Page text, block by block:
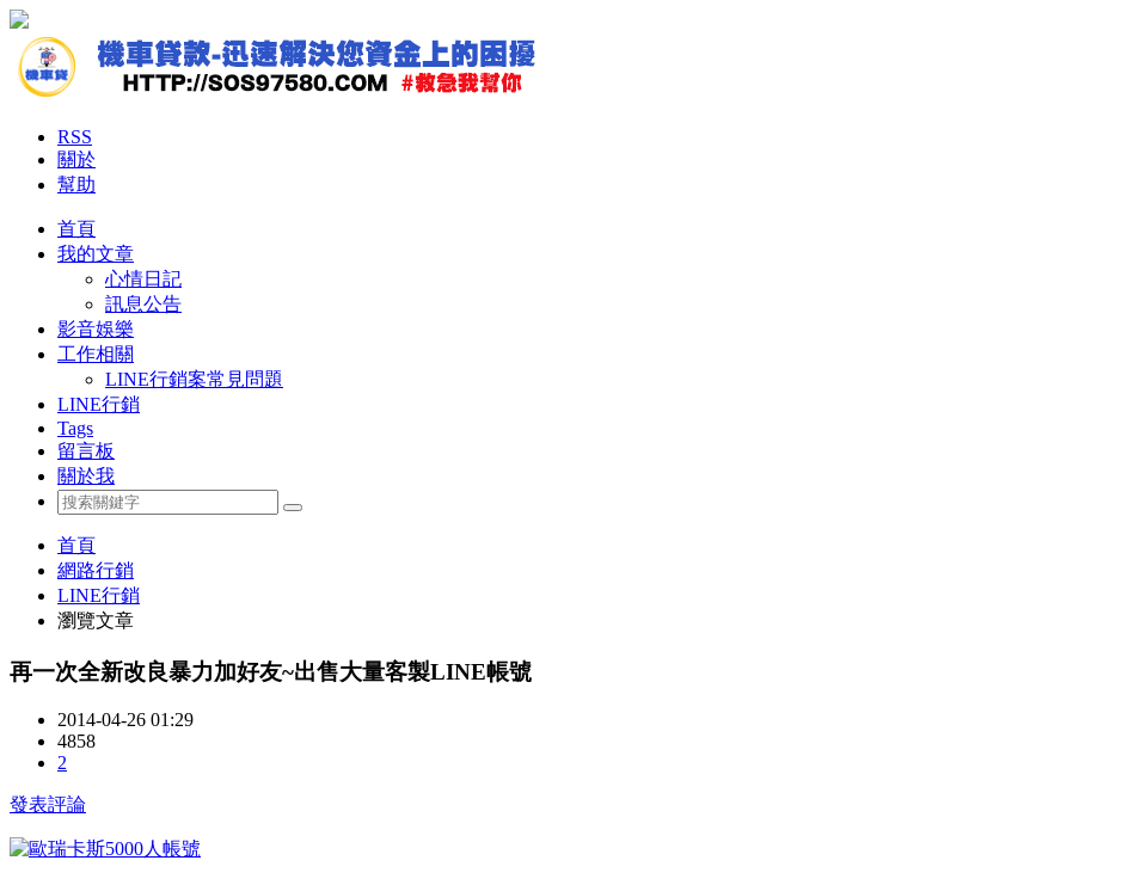
RSS
關於
幫助
首頁
我的文章
心情日記
訊息公告
影音娛樂
工作相關
LINE行銷案常見問題
LINE行銷
Tags
留言板
關於我
首頁
網路行銷
LINE行銷
瀏覽文章
再一次全新改良暴力加好友~出售大量客製LINE帳號
2014-04-26 01:29
4858
2
發表評論